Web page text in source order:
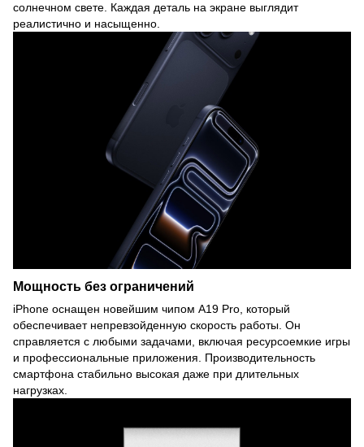
солнечном свете. Каждая деталь на экране выглядит
реалистично и насыщенно.
Мощность без ограничений
iPhone оснащен новейшим чипом A19 Pro, который
обеспечивает непревзойденную скорость работы. Он
справляется с любыми задачами, включая ресурсоемкие игры
и профессиональные приложения. Производительность
смартфона стабильно высокая даже при длительных
нагрузках.